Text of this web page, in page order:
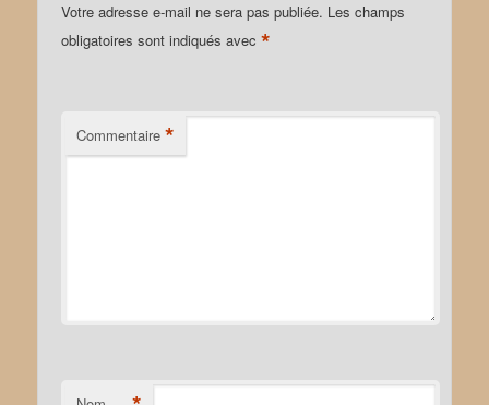
Votre adresse e-mail ne sera pas publiée. Les champs
obligatoires sont indiqués avec*
Commentaire *